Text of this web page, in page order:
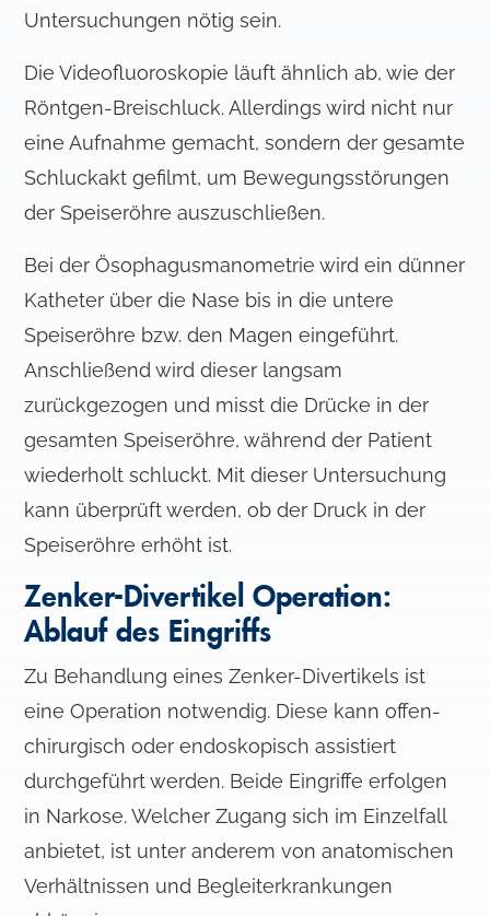
Untersuchungen nötig sein.
Die Videofluoroskopie läuft ähnlich ab, wie der
Röntgen-Breischluck. Allerdings wird nicht nur
eine Aufnahme gemacht, sondern der gesamte
Schluckakt gefilmt, um Bewegungsstörungen
der Speiseröhre auszuschließen.
Bei der Ösophagusmanometrie wird ein dünner
Katheter über die Nase bis in die untere
Speiseröhre bzw. den Magen eingeführt.
Anschließend wird dieser langsam
zurückgezogen und misst die Drücke in der
gesamten Speiseröhre, während der Patient
wiederholt schluckt. Mit dieser Untersuchung
kann überprüft werden, ob der Druck in der
Speiseröhre erhöht ist.
Zenker-Divertikel Operation:
Ablauf des Eingriffs
Zu Behandlung eines Zenker-Divertikels ist
eine Operation notwendig. Diese kann offen-
chirurgisch oder endoskopisch assistiert
durchgeführt werden. Beide Eingriffe erfolgen
in Narkose. Welcher Zugang sich im Einzelfall
anbietet, ist unter anderem von anatomischen
Verhältnissen und Begleiterkrankungen